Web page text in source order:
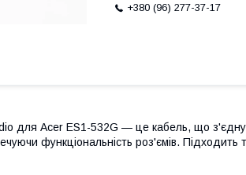
+380 (96) 277-37-17
для Acer ES1-532G — це кабель, що
функціональність роз'ємів.